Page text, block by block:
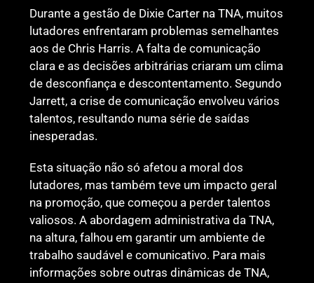
Durante a gestão de Dixie Carter na TNA, muitos
lutadores enfrentaram problemas semelhantes
aos de Chris Harris. A falta de comunicação
clara e as decisões arbitrárias criaram um clima
de desconfiança e descontentamento. Segundo
Jarrett, a crise de comunicação envolveu vários
talentos, resultando numa série de saídas
inesperadas.
Esta situação não só afetou a moral dos
lutadores, mas também teve um impacto geral
na promoção, que começou a perder talentos
valiosos. A abordagem administrativa da TNA,
na altura, falhou em garantir um ambiente de
trabalho saudável e comunicativo. Para mais
informações sobre outras dinâmicas de TNA,